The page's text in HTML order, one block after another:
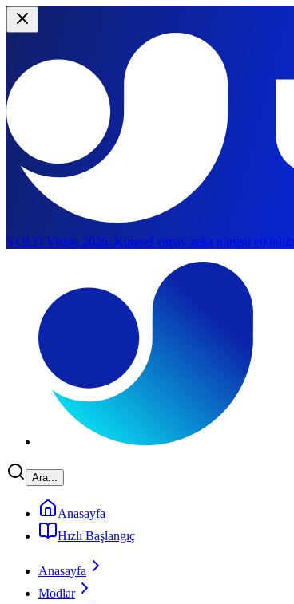
YOLO Vision 2026: Küresel yapay zeka görüşü
Ara...
Anasayfa
Hızlı Başlangıç
Anasayfa
Modlar